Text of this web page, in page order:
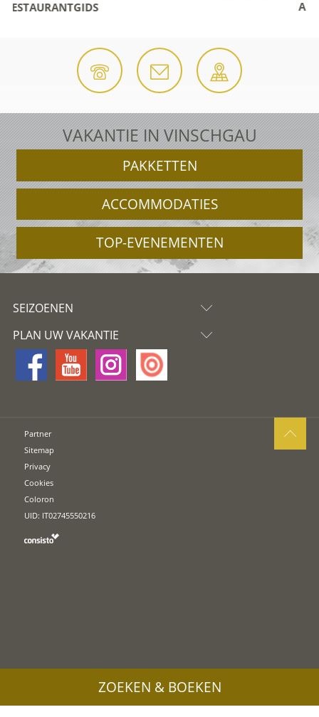
VAKANTIE IN VINSCHGAU
PAKKETTEN
ACCOMMODATIES
TOP-EVENEMENTEN
SEIZOENEN
PLAN UW VAKANTIE
Partner
Sitemap
Privacy
Cookies
Coloron
UID: IT02745550216
ZOEKEN & BOEKEN